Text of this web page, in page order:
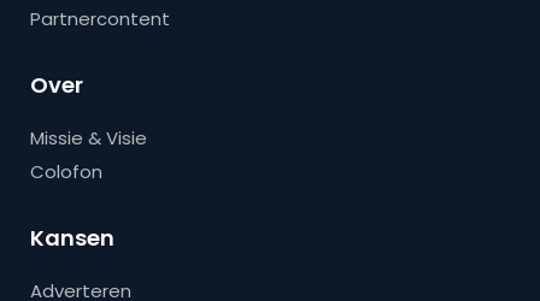
Partnercontent
Over
Missie & Visie
Colofon
Kansen
Adverteren